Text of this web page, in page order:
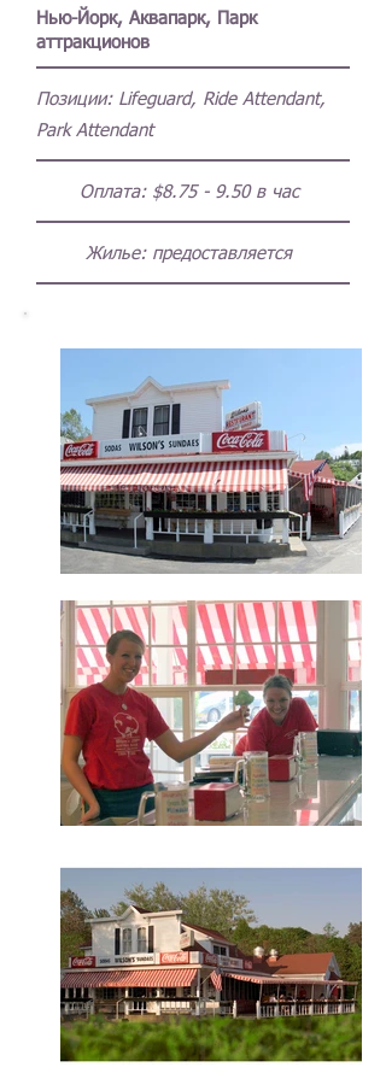
Нью-Йорк, Аквапарк, Парк
аттракционов
Позиции: Lifeguard, Ride Attendant,
Park Attendant
Оплата: $8.75 - 9.50в час
Жилье: предоставляется